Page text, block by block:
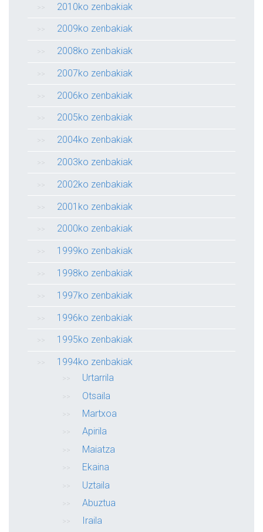
2010ko zenbakiak
2009ko zenbakiak
2008ko zenbakiak
2007ko zenbakiak
2006ko zenbakiak
2005ko zenbakiak
2004ko zenbakiak
2003ko zenbakiak
2002ko zenbakiak
2001ko zenbakiak
2000ko zenbakiak
1999ko zenbakiak
1998ko zenbakiak
1997ko zenbakiak
1996ko zenbakiak
1995ko zenbakiak
1994ko zenbakiak
Urtarrila
Otsaila
Martxoa
Apirila
Maiatza
Ekaina
Uztaila
Abuztua
Iraila